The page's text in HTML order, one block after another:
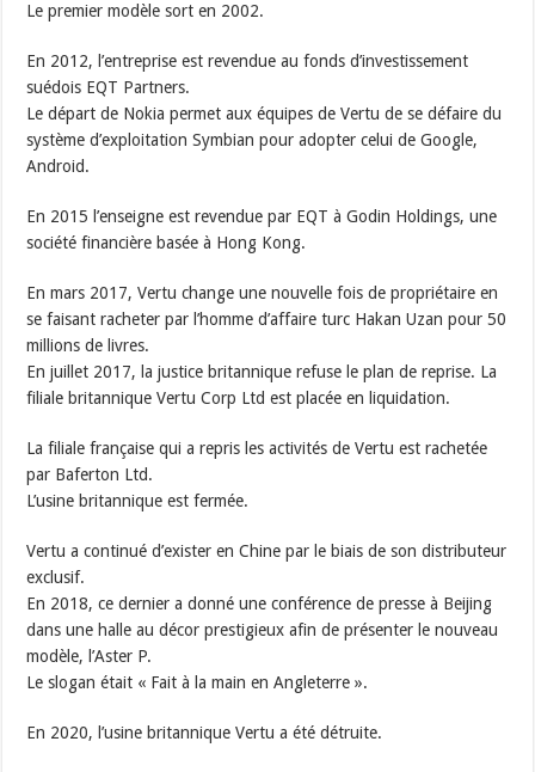
Le premier modèle sort en 2002.
En 2012, l’entreprise est revendue au fonds d’investissement
suédois EQT Partners.
Le départ de Nokia permet aux équipes de Vertu de se défaire du
système d’exploitation Symbian pour adopter celui de Google,
Android.
En 2015 l’enseigne est revendue par EQT à Godin Holdings, une
société financière basée à Hong Kong.
En mars 2017, Vertu change une nouvelle fois de propriétaire en
se faisant racheter par l’homme d’affaire turc Hakan Uzan pour 50
millions de livres.
En juillet 2017, la justice britannique refuse le plan de reprise. La
filiale britannique Vertu Corp Ltd est placée en liquidation.
La filiale française qui a repris les activités de Vertu est rachetée
par Baferton Ltd.
L’usine britannique est fermée.
Vertu a continué d’exister en Chine par le biais de son distributeur
exclusif.
En 2018, ce dernier a donné une conférence de presse à Beijing
dans une halle au décor prestigieux afin de présenter le nouveau
modèle, l’Aster P.
Le slogan était « Fait à la main en Angleterre ».
En 2020, l’usine britannique Vertu a été détruite.